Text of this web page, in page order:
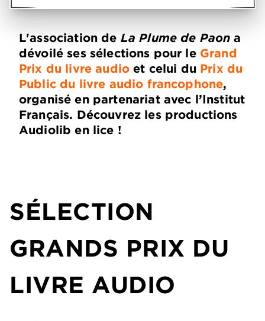
L'association de La Plume de Paon a
dévoilé ses sélections pour le Grand
Prix du livre audio et celui du Prix du
Public du livre audio francophone,
organisé en partenariat avec l’Institut
Français. Découvrez les productions
Audiolib en lice !
SÉLECTION
GRANDS PRIX DU
LIVRE AUDIO